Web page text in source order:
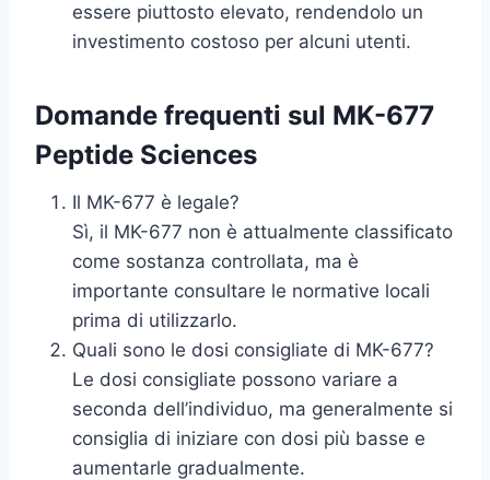
essere piuttosto elevato, rendendolo un
investimento costoso per alcuni utenti.
Domande frequenti sul MK-677
Peptide Sciences
Il MK-677 è legale?
Sì, il MK-677 non è attualmente classificato
come sostanza controllata, ma è
importante consultare le normative locali
prima di utilizzarlo.
Quali sono le dosi consigliate di MK-677?
Le dosi consigliate possono variare a
seconda dell’individuo, ma generalmente si
consiglia di iniziare con dosi più basse e
aumentarle gradualmente.